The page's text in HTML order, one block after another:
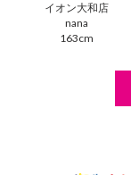
イオン大和店
nana
163cm